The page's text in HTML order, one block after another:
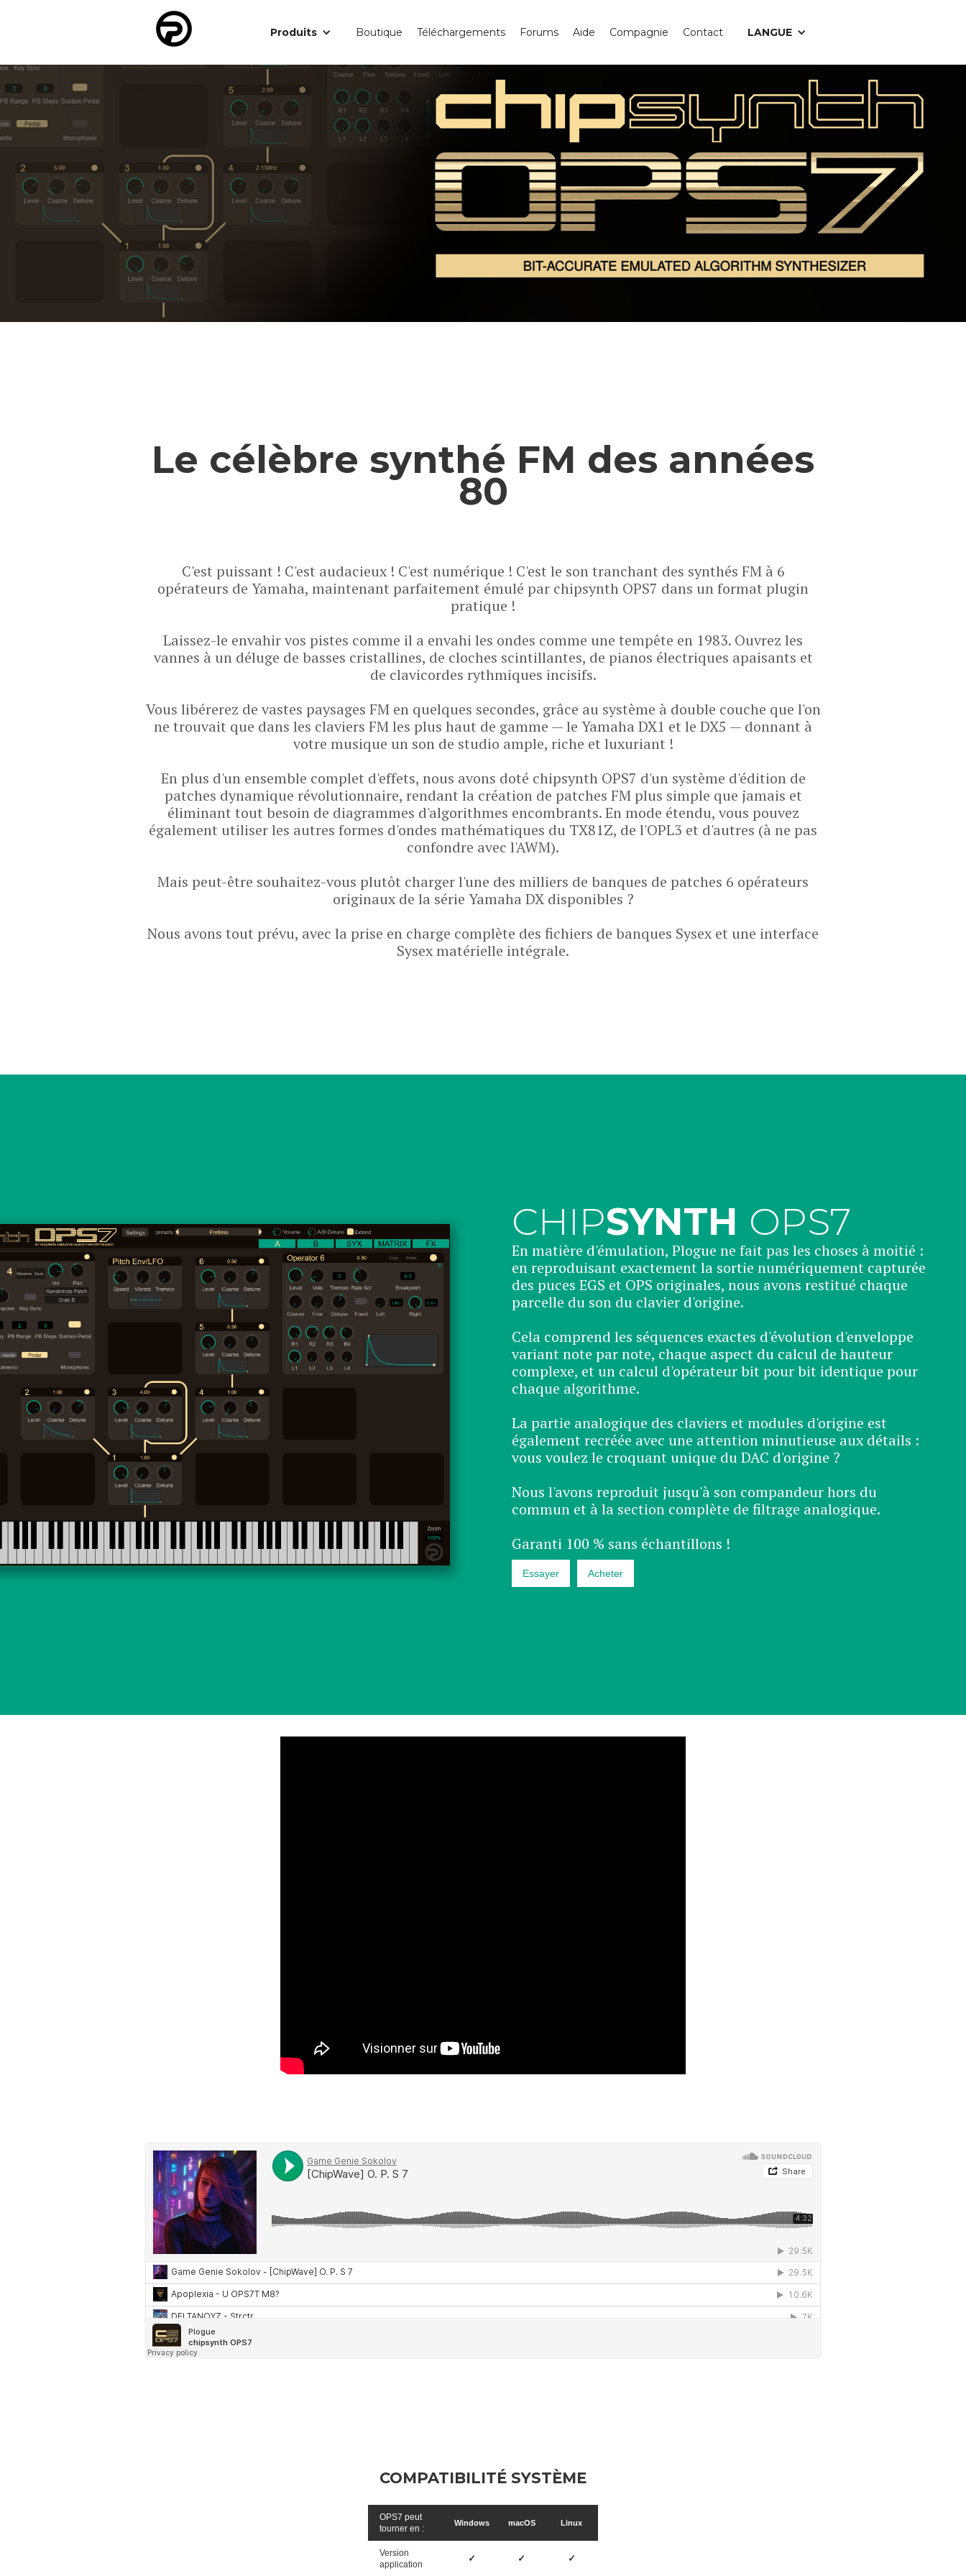
Produits Boutique Téléchargements Forums Aide Compagnie Contact LANGUE
Le célèbre synthé FM des années
80
C'est puissant ! C'est audacieux ! C'est numérique ! C'est le son tranchant des synthés FM à 6
opérateurs de Yamaha, maintenant parfaitement émulé par chipsynth OPS7 dans un format plugin
pratique !
Laissez-le envahir vos pistes comme il a envahi les ondes comme une tempête en 1983. Ouvrez les
vannes à un déluge de basses cristallines, de cloches scintillantes, de pianos électriques apaisants et
de clavicordes rythmiques incisifs.
Vous libérerez de vastes paysages FM en quelques secondes, grâce au système à double couche que l'on
ne trouvait que dans les claviers FM les plus haut de gamme — le Yamaha DX1 et le DX5 — donnant à
votre musique un son de studio ample, riche et luxuriant !
En plus d'un ensemble complet d'effets, nous avons doté chipsynth OPS7 d'un système d'édition de
patches dynamique révolutionnaire, rendant la création de patches FM plus simple que jamais et
éliminant tout besoin de diagrammes d'algorithmes encombrants. En mode étendu, vous pouvez
également utiliser les autres formes d'ondes mathématiques du TX81Z, de l'OPL3 et d'autres (à ne pas
confondre avec l'AWM).
Mais peut-être souhaitez-vous plutôt charger l'une des milliers de banques de patches 6 opérateurs
originaux de la série Yamaha DX disponibles ?
Nous avons tout prévu, avec la prise en charge complète des fichiers de banques Sysex et une interface
Sysex matérielle intégrale.
CHIPSYNTH OPS7
En matière d'émulation, Plogue ne fait pas les choses à moitié :
en reproduisant exactement la sortie numériquement capturée
des puces EGS et OPS originales, nous avons restitué chaque
parcelle du son du clavier d'origine.
Cela comprend les séquences exactes d'évolution d'enveloppe
variant note par note, chaque aspect du calcul de hauteur
complexe, et un calcul d'opérateur bit pour bit identique pour
chaque algorithme.
La partie analogique des claviers et modules d'origine est
également recréée avec une attention minutieuse aux détails :
vous voulez le croquant unique du DAC d'origine ?
Nous l'avons reproduit jusqu'à son compandeur hors du
commun et à la section complète de filtrage analogique.
Garanti 100 % sans échantillons !
Essayer Acheter
COMPATIBILITÉ SYSTÈME
OPS7 peut
tourner en :
Windows macOS Linux
Version
application
✓ ✓ ✓